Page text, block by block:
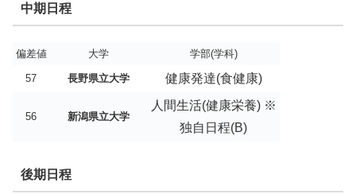
中期日程
偏差値 大学 学部(学科)
57 長野県立大学 健康発達(食健康)
56 新潟県立大学
人間生活(健康栄養) ※
独自日程(B)
後期日程